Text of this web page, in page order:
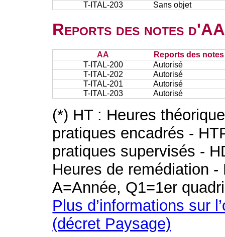
T-ITAL-203
Sans objet
Reports des notes
AA
Reports des
T-ITAL-200
Autorisé
T-ITAL-202
Autorisé
T-ITAL-201
Autorisé
T-ITAL-203
Autorisé
(*) HT : Heures
pratiques encadrés -
pratiques supervisés -
Heures de remédiation
A=Année, Q1=1er
Plus d’informations sur
(décret Paysage)